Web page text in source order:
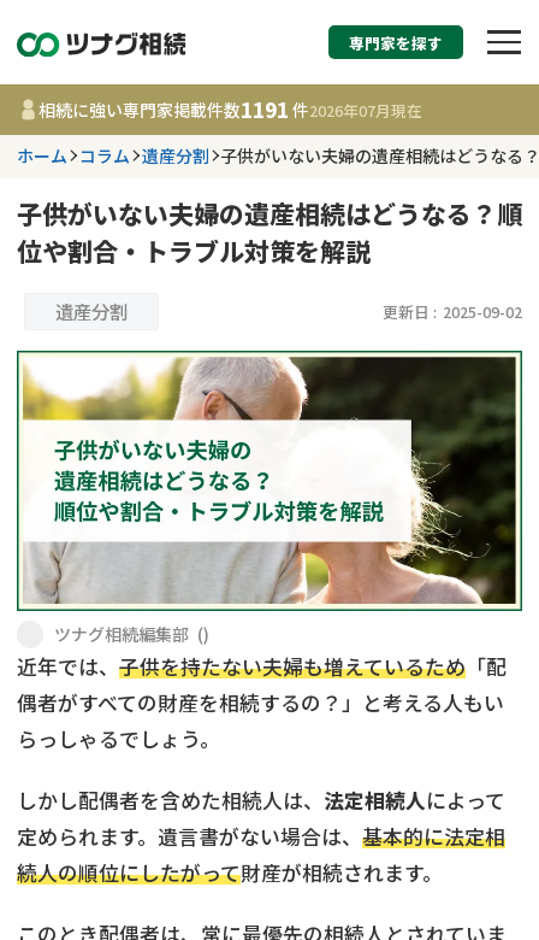
相続税申告・相続手
す
都道府県を選択
事務所 1191
相談内容で探す
遺言書作成・遺言執行
相続登記
遺留分侵害額請求
相続手続き
家族信託
相続人調査
不動産評価(相続不動
費用相場
コラム
相続手続き
遺言
遺産分割
相続登記
調査・アンケート
専門家を探す
相続に強い専門家掲載件数1191 件2026年07月現在
ホーム コラム 遺産分割 子供がいない夫婦の遺産相続はどうなる
子供がいない夫婦の遺産相続はどうなる？順
位や割合・トラブル対策を解説
遺産分割 更新日 : 2025-09-02
ツナグ相続編集部 ()
近年では、 子供を持たない夫婦も増えているため 「配
偶者がすべての財産を相続するの？」と考える人もい
らっしゃるでしょう。
しかし配偶者を含めた相続人は、 法定相続人によって
定められます。遺言書がない場合は、 基本的に法定相
続人の順位にしたがって財産が相続されます。
このとき配偶者は、常に最優先の相続人とされていま